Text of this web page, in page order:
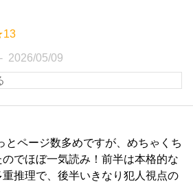
2026/05/09
とページ数多めですが、めちゃくち
のでほぼ一気読み！前半は本格的な
推理で、後半いきなり犯人視点の